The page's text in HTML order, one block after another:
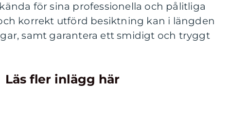
för sina professionella och pålitliga
korrekt utförd besiktning kan i längden
samt garantera ett smidigt och tryggt
Läs fler inlägg här